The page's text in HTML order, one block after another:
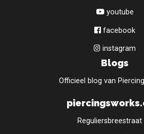
youtube
facebook
instagram
Blogs
Officieel blog van
Reguliersbreestraat